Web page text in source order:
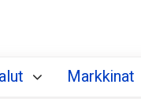
Markkinat